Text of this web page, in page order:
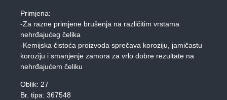
Primjena:
-Za razne primjene brušenja na različitim vrstama
nehrđajućeg čelika
-Kemijska čistoća proizvoda sprečava koroziju, jamičastu
koroziju i smanjenje zamora za vrlo dobre rezultate na
nehrđajućem čeliku
Oblik: 27
Br. tipa: 367548